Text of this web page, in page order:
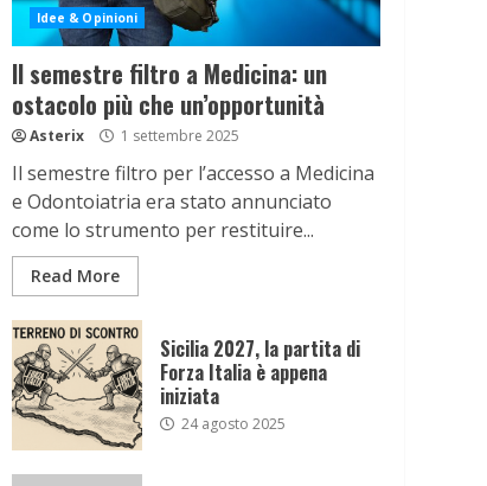
Idee & Opinioni
Il semestre filtro a Medicina: un
ostacolo più che un’opportunità
Asterix 1 settembre 2025
Il semestre filtro per l’accesso a Medicina
e Odontoiatria era stato annunciato
come lo strumento per restituire...
Read More
Sicilia 2027, la partita di
Forza Italia è appena
iniziata
24 agosto 2025